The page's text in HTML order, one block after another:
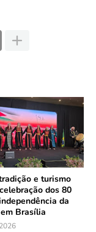
e turismo
dos 80
da
Brasília